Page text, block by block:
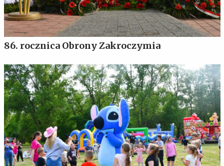
86. rocznica Obrony Zakroczymia